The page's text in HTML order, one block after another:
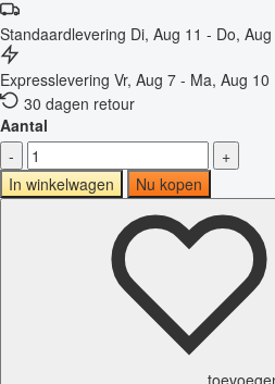
Standaardlevering Di, Aug 11 - Do,
Expresslevering Vr, Aug 7 - Ma, Aug 10
30 dagen retour
Aantal
-
+
In winkelwagen
Nu kopen